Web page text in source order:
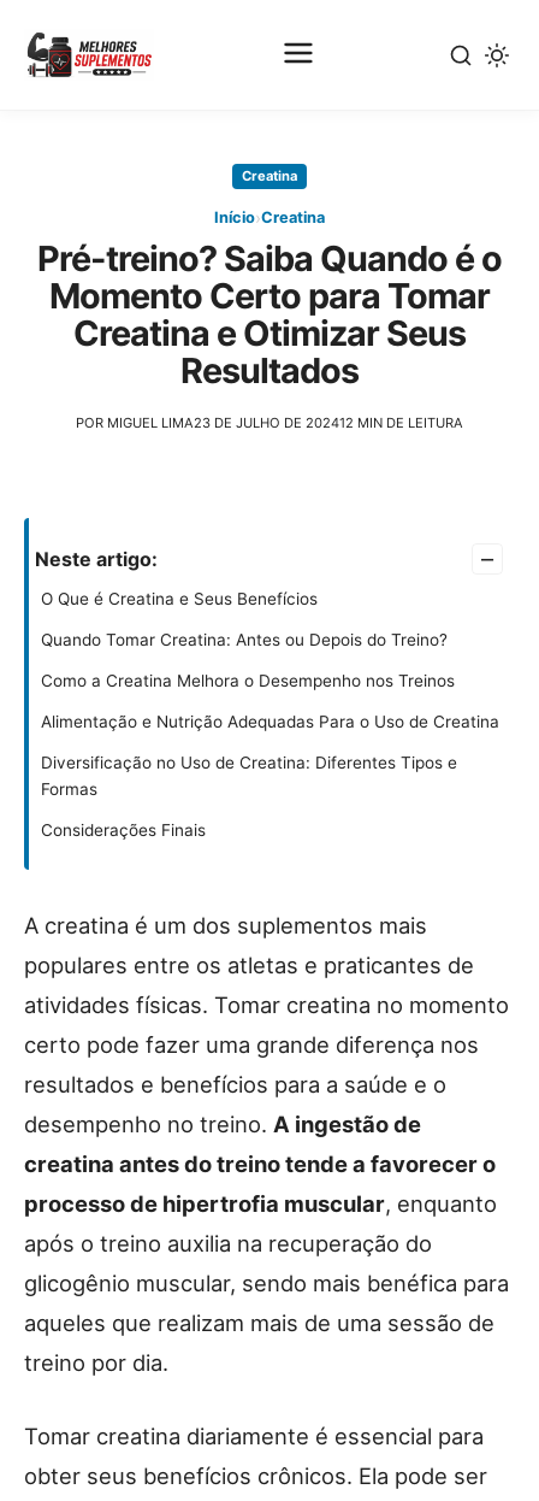
principal
Creatina
Início›Creatina
Pré-treino? Saiba Quando é o
Momento Certo para Tomar
Creatina e Otimizar Seus
Resultados
POR MIGUEL LIMA23 DE JULHO DE 202412 MIN DE LEITURA
Neste artigo: –
O Que é Creatina e Seus Benefícios
Quando Tomar Creatina: Antes ou Depois do Treino?
Como a Creatina Melhora o Desempenho nos Treinos
Alimentação e Nutrição Adequadas Para o Uso de Creatina
Diversificação no Uso de Creatina: Diferentes Tipos e
Formas
Considerações Finais
A creatina é um dos suplementos mais
populares entre os atletas e praticantes de
atividades físicas. Tomar creatina no momento
certo pode fazer uma grande diferença nos
resultados e benefícios para a saúde e o
desempenho no treino. A ingestão de
creatina antes do treino tende a favorecer o
processo de hipertrofia muscular, enquanto
após o treino auxilia na recuperação do
glicogênio muscular, sendo mais benéfica para
aqueles que realizam mais de uma sessão de
treino por dia.
Tomar creatina diariamente é essencial para
obter seus benefícios crônicos. Ela pode ser